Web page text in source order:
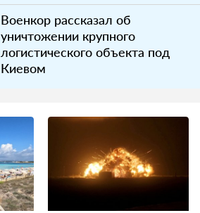
Военкор рассказал об
уничтожении крупного
логистического объекта под
Киевом